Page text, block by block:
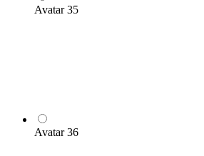
Avatar 35
Avatar 36